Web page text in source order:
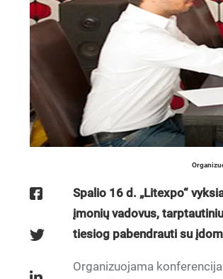
Spalio 16 d. „Litexpo“
įmonių vadovus,
tiesiog pabendrauti su
Organizuojama